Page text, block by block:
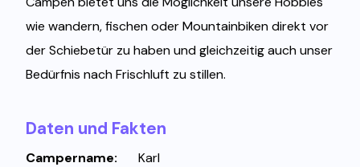
wie wandern, fischen oder Mountainbiken direkt vor
der Schiebetür zu haben und gleichzeitig auch unser
Bedürfnis nach Frischluft zu stillen.
Daten und Fakten
Campername: Karl